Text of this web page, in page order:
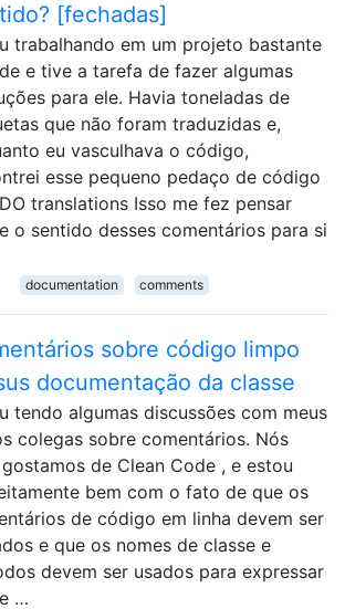
[fechadas]
trabalhando em um projeto bastante
e tive a tarefa de fazer algumas
para ele. Havia toneladas de
que não foram traduzidas e,
eu vasculhava o código,
esse pequeno pedaço de código
translations Isso me fez pensar
o sentido desses comentários para si
documentation comments
sobre código limpo
documentação da classe
tendo algumas discussões com meus
colegas sobre comentários. Nós
de Clean Code , e estou
bem com o fato de que os
de código em linha devem ser
e que os nomes de classe e
devem ser usados ​​para expressar
…